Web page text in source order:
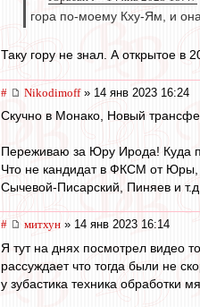
гора по-моему Кху-Ям, и
Таку гору не знал. А открытое в
# Nikodimoff» 14 янв 2023 16:24
Скучно в Монако, Новый
Переживаю за Юру Ирода! Куда
Что не кандидат в ФКСМ от Юры,
Сычевой-Писарский, Пиняев и
# митхун » 14 янв 2023 16:14
Я тут на днях посмотрел видео
рассуждает что тогда были не
у зубастика техника обработки